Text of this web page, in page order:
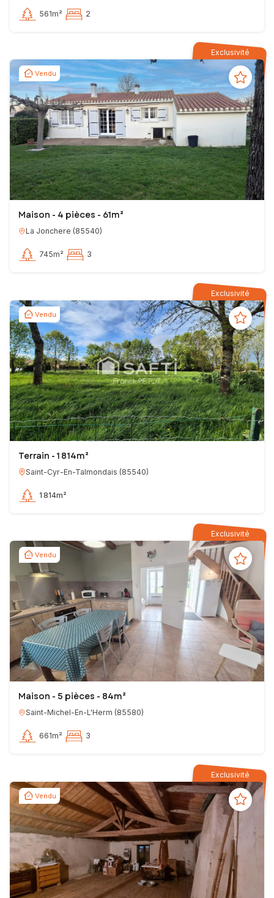
561m² 2
Exclusivité
Vendu
Maison - 4 pièces - 61m²
La Jonchere (85540)
745m² 3
Exclusivité
Vendu
Terrain - 1 814m²
Saint-Cyr-En-Talmondais (85540)
1 814m²
Exclusivité
Vendu
Maison - 5 pièces - 84m²
Saint-Michel-En-L'Herm (85580)
661m² 3
Exclusivité
Vendu